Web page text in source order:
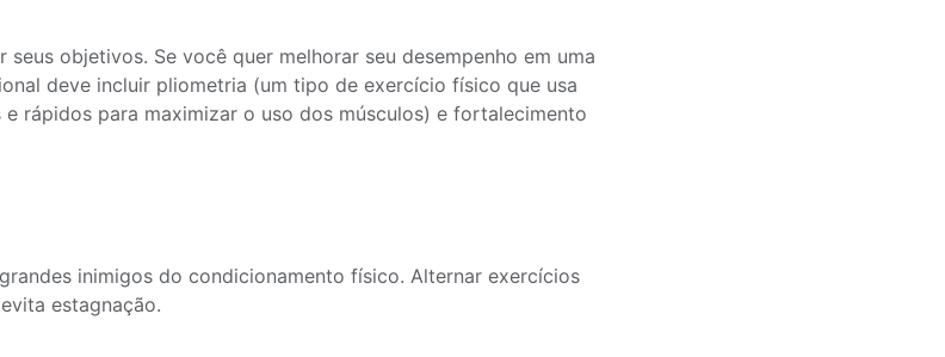
seus objetivos. Se você quer melhorar seu desempenho em uma
deve incluir pliometria (um tipo de exercício físico que usa
rápidos para maximizar o uso dos músculos) e fortalecimento
inimigos do condicionamento físico. Alternar exercícios
estagnação.